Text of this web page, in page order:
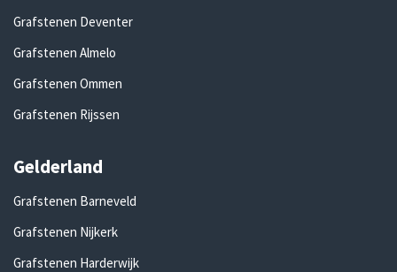
Grafstenen Deventer
Grafstenen Almelo
Grafstenen Ommen
Grafstenen Rijssen
Gelderland
Grafstenen Barneveld
Grafstenen Nijkerk
Grafstenen Harderwijk